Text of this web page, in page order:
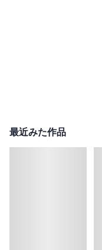
最近みた作品